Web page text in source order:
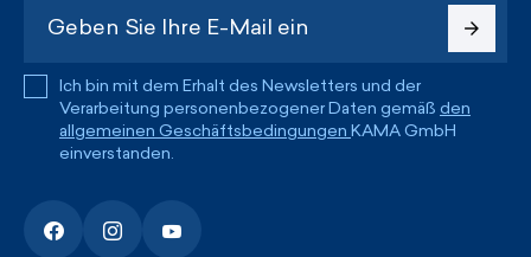
Ich bin mit dem Erhalt des Newsletters und der
Verarbeitung personenbezogener Daten gemäß den
allgemeinen Geschäftsbedingungen KAMA GmbH
einverstanden.